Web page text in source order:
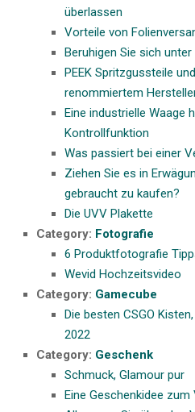
überlassen
Vorteile von
Beruhigen Sie sich
PEEK Spritzgussteile
renommiertem
Eine industrielle Waage
Kontrollfunktion
Was passiert bei einer
Ziehen Sie es in
gebraucht zu kaufen?
Die UVV Plakette
Category: Fotografie
6 Produktfotografie
Wevid Hochzeitsvideo
Category: Gamecube
Die besten CSGO
2022
Category: Geschenk
Schmuck, Glamour pur
Eine Geschenkidee